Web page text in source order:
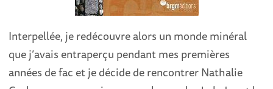
Interpellée, je redécouvre alors un monde minéral
que j’avais entraperçu pendant mes premières
années de fac et je décide de rencontrer Nathalie